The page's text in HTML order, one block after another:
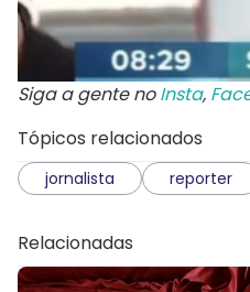
Siga a gente noInsta,
Tópicos relacionados
jornalista reporter
Relacionadas